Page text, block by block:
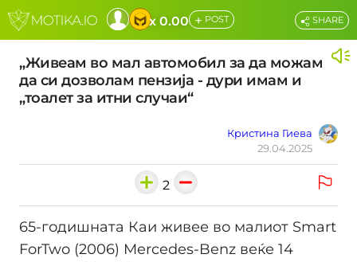
x 0.00 + POST
„Живеам во мал автомобил за да можам
да си дозволам пензија - дури имам и
„тоалет за итни случаи“
Кристина Гиева
29.04.2025
SHARE
2
65-годишната Каи живее во малиот Smart
ForTwo (2006) Mercedes-Benz веќе 14